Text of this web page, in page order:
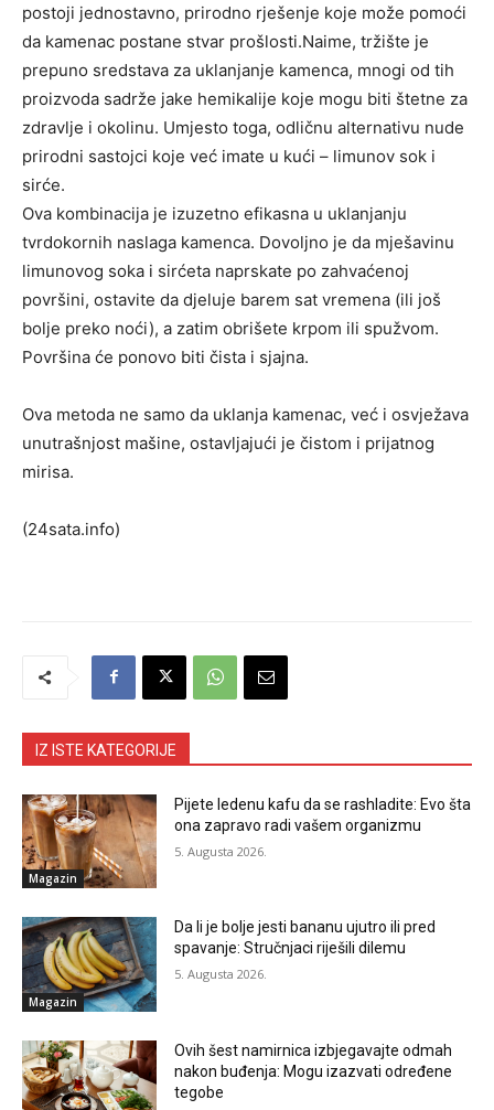
postoji jednostavno, prirodno rješenje koje može pomoći
da kamenac postane stvar prošlosti.Naime, tržište je
prepuno sredstava za uklanjanje kamenca, mnogi od tih
proizvoda sadrže jake hemikalije koje mogu biti štetne za
zdravlje i okolinu. Umjesto toga, odličnu alternativu nude
prirodni sastojci koje već imate u kući – limunov sok i
sirće.
Ova kombinacija je izuzetno efikasna u uklanjanju
tvrdokornih naslaga kamenca. Dovoljno je da mješavinu
limunovog soka i sirćeta naprskate po zahvaćenoj
površini, ostavite da djeluje barem sat vremena (ili još
bolje preko noći), a zatim obrišete krpom ili spužvom.
Površina će ponovo biti čista i sjajna.
Ova metoda ne samo da uklanja kamenac, već i osvježava
unutrašnjost mašine, ostavljajući je čistom i prijatnog
mirisa.
(24sata.info)
IZ ISTE KATEGORIJE
Magazin
Pijete ledenu kafu da se rashladite: Evo šta
ona zapravo radi vašem organizmu
5. Augusta 2026.
Magazin
Da li je bolje jesti bananu ujutro ili pred
spavanje: Stručnjaci riješili dilemu
5. Augusta 2026.
Ovih šest namirnica izbjegavajte odmah
nakon buđenja: Mogu izazvati određene
tegobe